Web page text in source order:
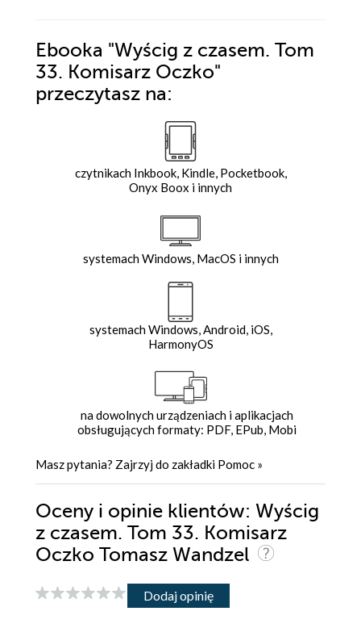
Ebooka "Wyścig z czasem. Tom
33. Komisarz Oczko"
przeczytasz na:
czytnikach Inkbook, Kindle, Pocketbook,
Onyx Boox i innych
systemach Windows, MacOS i innych
systemach Windows, Android, iOS,
HarmonyOS
na dowolnych urządzeniach i aplikacjach
obsługujących formaty: PDF, EPub, Mobi
Masz pytania? Zajrzyj do zakładki Pomoc »
Oceny i opinie klientów: Wyścig
z czasem. Tom 33. Komisarz
Oczko Tomasz Wandzel
Dodaj opinię